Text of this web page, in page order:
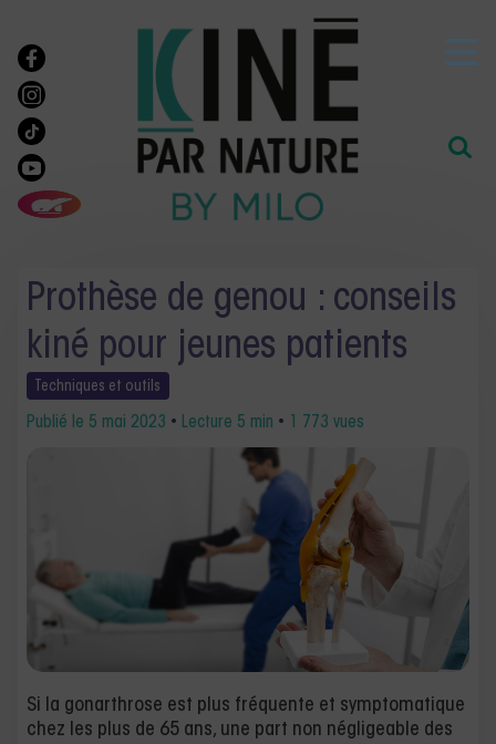
Prothèse de genou : conseils
kiné pour jeunes patients
Techniques et outils
Publié le 5 mai 2023 • Lecture 5 min • 1 773 vues
Si la gonarthrose est plus fréquente et symptomatique
chez les plus de 65 ans, une part non négligeable des